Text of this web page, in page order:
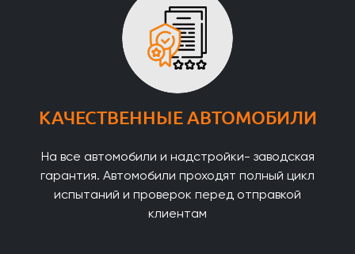
КАЧЕСТВЕННЫЕ АВТОМОБИЛИ
На все автомобили и надстройки- заводская
гарантия. Автомобили проходят полный цикл
испытаний и проверок перед отправкой
клиентам